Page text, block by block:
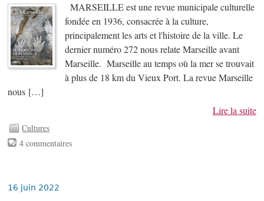
MARSEILLE est une revue municipale culturelle
fondée en 1936, consacrée à la culture,
principalement les arts et l'histoire de la ville. Le
dernier numéro 272 nous relate Marseille avant
Marseille. Marseille au temps où la mer se trouvait
à plus de 18 km du Vieux Port. La revue Marseille
nous […]
Lire la suite
Cultures
4 commentaires
16 juin 2022